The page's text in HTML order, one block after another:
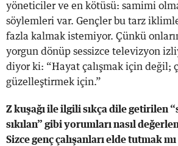
yöneticiler ve en kötüsü: samimi
söylemleri var. Gençler bu tarz
fazla kalmak istemiyor. Çünkü
yorgun dönüp sessizce televizyon
diyor ki: “Hayat çalışmak için değil;
güzelleştirmek için.”
Z kuşağı ile ilgili sıkça dile getirilen
sıkılan” gibi yorumları nasıl
Sizce genç çalışanları elde tutmak